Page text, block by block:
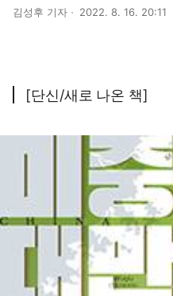
김성후 기자 2022. 8. 16. 20:11
[단신/새로 나온 책]